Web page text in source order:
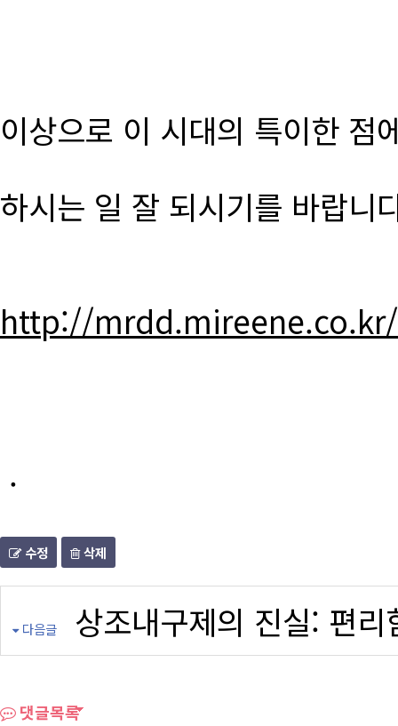
이상으로 이 시대의 특이한 점
하시는 일 잘 되시기를 바랍니
http://
.
수정 삭제
다음글 상조내구제의 진실: 편
댓글목록